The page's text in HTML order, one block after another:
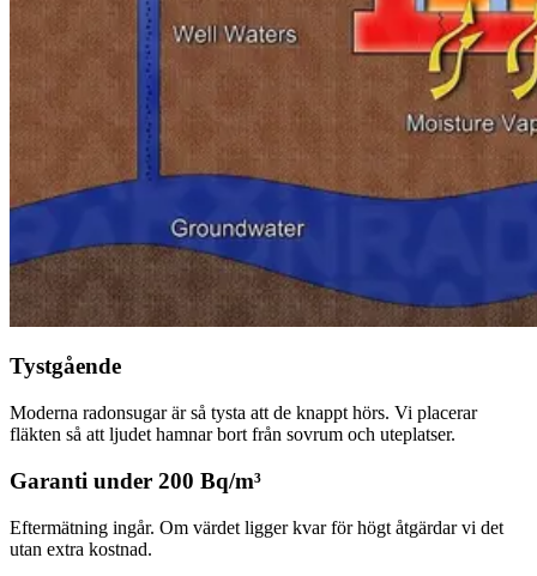
Tystgående
Moderna radonsugar är så tysta att de knappt hörs. Vi placerar
fläkten så att ljudet hamnar bort från sovrum och uteplatser.
Garanti under 200 Bq/m³
Eftermätning ingår. Om värdet ligger kvar för högt åtgärdar vi det
utan extra kostnad.